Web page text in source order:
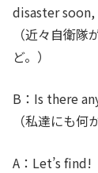
disaster
（近々自衛
ど。）
B：Is there
（私達にも何
A：Let’s find!